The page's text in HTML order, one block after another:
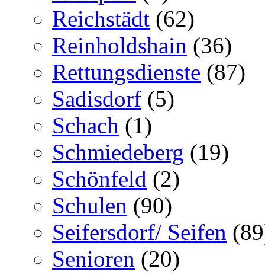
Reichstädt (62)
Reinholdshain (36)
Rettungsdienste (87)
Sadisdorf (5)
Schach (1)
Schmiedeberg (19)
Schönfeld (2)
Schulen (90)
Seifersdorf/ Seifen
Senioren (20)